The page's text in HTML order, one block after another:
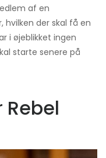
af en
der skal få en
i øjeblikket ingen
starte senere på